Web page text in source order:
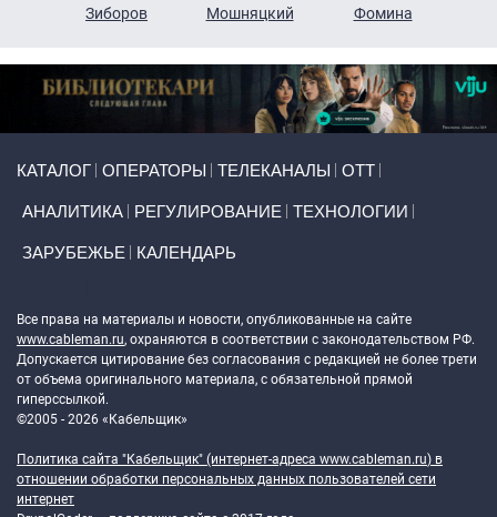
Зиборов
Мошняцкий
Фомина
КАТАЛОГ ОПЕРАТОРЫ ТЕЛЕКАНАЛЫ ОТТ
АНАЛИТИКА РЕГУЛИРОВАНИЕ ТЕХНОЛОГИИ
ЗАРУБЕЖЬЕ КАЛЕНДАРЬ
Все права на материалы и новости, опубликованные на сайте
www.cableman.ru, охраняются в соответствии с законодательством РФ.
Допускается цитирование без согласования с редакцией не более трети
от объема оригинального материала, с обязательной прямой
гиперссылкой.
©2005 - 2026 «Кабельщик»
Политика сайта "Кабельщик" (интернет-адреса www.cableman.ru) в
отношении обработки персональных данных пользователей сети
интернет